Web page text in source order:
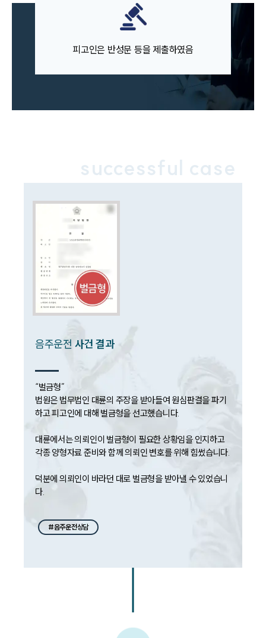
업무분야
음주교통사고대응부 업무
전체
언론보도
법률 블로그
대륜법률상담예약
대륜법률상담예약
피고인은 반성문 등을 제출하였음
successful case
음주운전 사건 결과
“벌금형”
법원은 법무법인 대륜의 주장을 받아들여 원심판결을 파기
하고 피고인에 대해 벌금형을 선고했습니다.
대륜에서는 의뢰인이 벌금형이 필요한 상황임을 인지하고
각종 양형자료 준비와 함께 의뢰인 변호를 위해 힘썼습니다.
덕분에 의뢰인이 바라던 대로 벌금형을 받아낼 수 있었습니
다.
#음주운전상담